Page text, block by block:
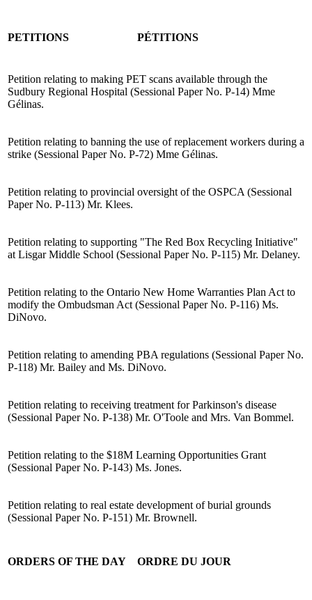
PETITIONS PÉTITIONS
Petition relating to making PET scans available through the
Sudbury Regional Hospital (Sessional Paper No. P-14) Mme
Gélinas.
Petition relating to banning the use of replacement workers during a
strike (Sessional Paper No. P-72) Mme Gélinas.
Petition relating to provincial oversight of the OSPCA (Sessional
Paper No. P-113) Mr. Klees.
Petition relating to supporting "The Red Box Recycling Initiative"
at Lisgar Middle School (Sessional Paper No. P-115) Mr. Delaney.
Petition relating to the Ontario New Home Warranties Plan Act to
modify the Ombudsman Act (Sessional Paper No. P-116) Ms.
DiNovo.
Petition relating to amending PBA regulations (Sessional Paper No.
P-118) Mr. Bailey and Ms. DiNovo.
Petition relating to receiving treatment for Parkinson's disease
(Sessional Paper No. P-138) Mr. O'Toole and Mrs. Van Bommel.
Petition relating to the $18M Learning Opportunities Grant
(Sessional Paper No. P-143) Ms. Jones.
Petition relating to real estate development of burial grounds
(Sessional Paper No. P-151) Mr. Brownell.
ORDERS OF THE DAY ORDRE DU JOUR